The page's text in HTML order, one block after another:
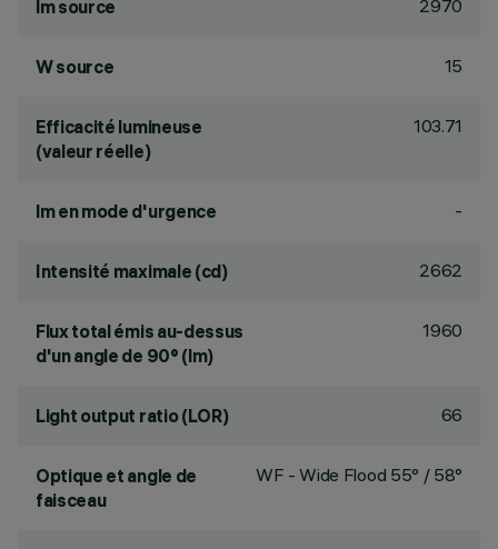
lm source 2970
W source 15
Efficacité lumineuse
(valeur réelle)
103.71
lm en mode d'urgence -
Intensité maximale (cd) 2662
Flux total émis au-dessus
d'un angle de 90° (lm)
1960
Light output ratio (LOR) 66
Optique et angle de
faisceau
WF - Wide Flood 55° / 58°